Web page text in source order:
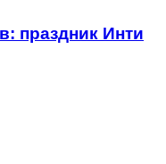
праздник Инти